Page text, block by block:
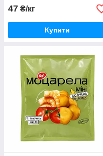
47 ₴/кг
Купити